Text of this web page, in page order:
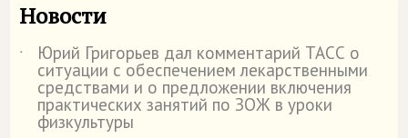
Новости
˙ Юрий Григорьев дал комментарий ТАСС о
ситуации с обеспечением лекарственными
средствами и о предложении включения
практических занятий по ЗОЖ в уроки
физкультуры